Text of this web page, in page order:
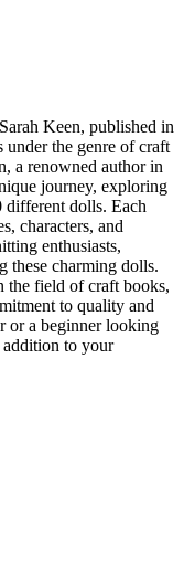
Keen, published in
the genre of craft
a renowned author in
journey, exploring
dolls. Each
characters, and
enthusiasts,
these charming dolls.
the field of craft books,
to quality and
or a beginner looking
to your